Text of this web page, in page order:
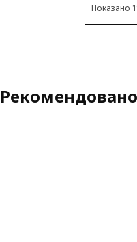
BESTÅ, Комбинация
Показано